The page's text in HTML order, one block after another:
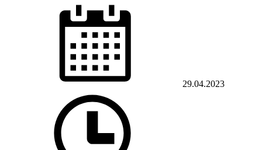
29.04.2023